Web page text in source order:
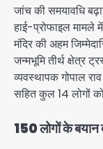
जांच की समयावधि
हाई-प्रोफाइल मामले
मंदिर की अहम
जन्मभूमि तीर्थ क्षेत्र
व्यवस्थापक गोपाल
सहित कुल 14 लोगों
150 लोगों के बयान